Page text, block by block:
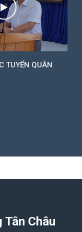
TUYỂN QUÂN
Tân Châu